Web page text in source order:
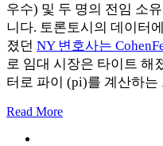
우수) 및 두 명의 전임 소
니다. 토론토시의 데이터
졌던 NY 변호사는
로 임대 시장은 타이트 해
터로 파이 (pi)를 계산하
Read More